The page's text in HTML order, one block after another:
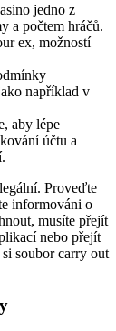
jedno z
a počtem hráčů.
ex, možností
například v
aby lépe
účtu a
Proveďte
informováni o
musíte přejít
nebo přejít
soubor carry out